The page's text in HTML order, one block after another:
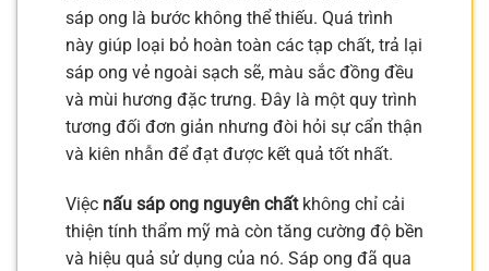
sáp ong là bước không thể thiếu. Quá trình
này giúp loại bỏ hoàn toàn các tạp chất, trả lại
sáp ong vẻ ngoài sạch sẽ, màu sắc đồng đều
và mùi hương đặc trưng. Đây là một quy trình
tương đối đơn giản nhưng đòi hỏi sự cẩn thận
và kiên nhẫn để đạt được kết quả tốt nhất.
Việc nấu sáp ong nguyên chấtkhông chỉ cải
thiện tính thẩm mỹ mà còn tăng cường độ bền
và hiệu quả sử dụng của nó. Sáp ong đã qua